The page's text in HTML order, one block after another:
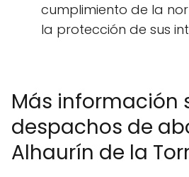
cumplimiento de la
la protección de sus
Más información
despachos de
Alhaurín de la